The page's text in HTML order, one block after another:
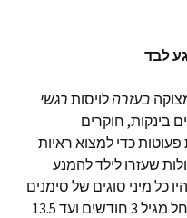
לבד
בעזרהלויסות רגשי
בינקות, חוקרים
פעוטות כדי למצוא ראיות
שעזרו לילד להמנע
כל מיני סוגים של סימנים
לויסות עצמי של רגשות בתינוקות החל מגיל 3 חודשים ועד 13.5